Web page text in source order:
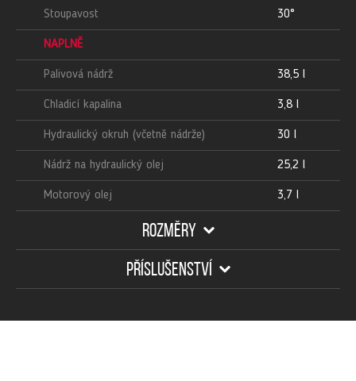
Stoupavost 30°
NÁPLNĚ
Palivová nádrž 38,5 l
Chladicí kapalina 3,8 l
Hydraulický okruh (včetně nádrže) 30 l
Nádrž na hydraulický olej 25,2 l
Motorový olej 3,7 l
ROZMĚRY
PŘÍSLUŠENSTVÍ